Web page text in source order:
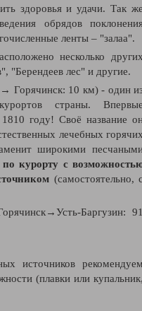
здоровья и удачи. Так
обрядов
ленты – "залаа".
несколько
"Берендеев лес" и другие.
→ Горячинск: 10 км) - один
страны.
году! Своё название
лечебных
широкими
курорту с
(самостоятельно,
→Усть-Баргузин:
источников
(плавки или